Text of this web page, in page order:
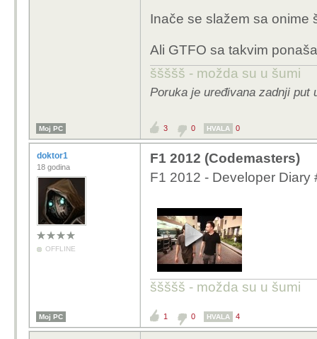
Očekivan odgovor od
Inače se slažem sa onime
Ali GTFO sa takvim
ššššš - možda su u šumi
Poruka je uređivana zadnji put
Moj PC 3 0 HVALA 0
doktor1
18 godina
OFFLINE
F1 2012 (Codemasters)
F1 2012 - Developer Diary
ššššš - možda su u šumi
Moj PC 1 0 HVALA 4